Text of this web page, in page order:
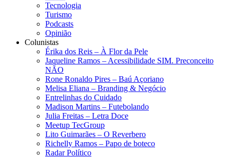
Tecnologia
Turismo
Podcasts
Opinião
Colunistas
Érika dos Reis​ – À Flor da Pele
Jaqueline Ramos – Acessibilidade SIM. Preconceito
NÃO
Rone Ronaldo Pires – Baú Açoriano
Melisa Eliana – Branding & Negócio
Entrelinhas do Cuidado
Madison Martins – Futebolando
Julia Freitas​ – Letra Doce
Meetup TecGroup
Lito Guimarães – O Reverbero
Richelly Ramos​ – Papo de boteco
Radar Político